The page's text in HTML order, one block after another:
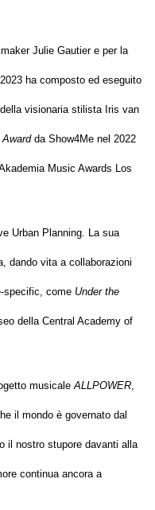
Julie Gautier e per la
ha composto ed eseguito
della visionaria stilista Iris van
da Show4Me nel 2022
Music Awards Los
Urban Planning. La sua
dando vita a collaborazioni
specific, come Under the
della Central Academy of
musicale ALLPOWER
il mondo è governato dal
il nostro stupore davanti alla
continua ancora a